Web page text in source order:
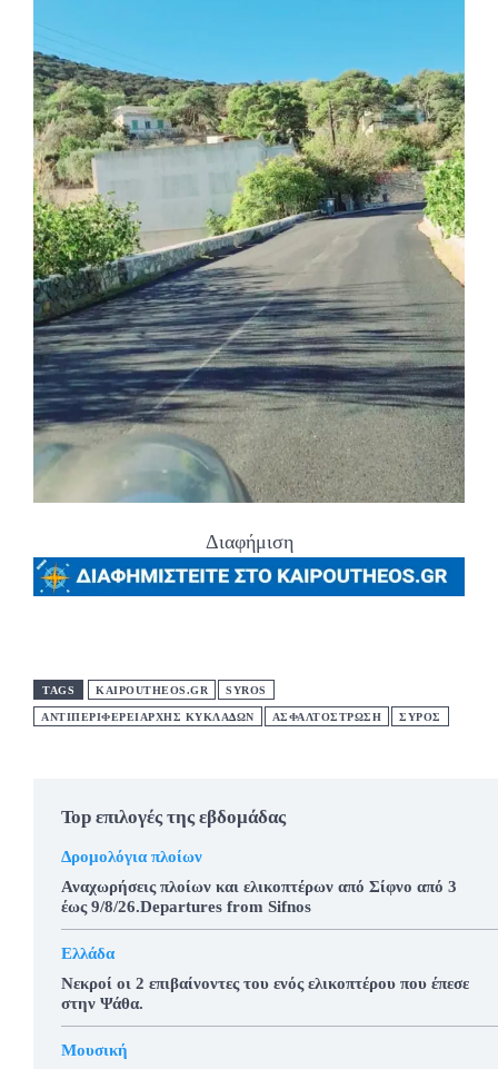
Διαφήμιση
TAGS KAIPOUTHEOS.GR SYROS
ΑΝΤΙΠΕΡΙΦΕΡΕΙΑΡΧΗΣ ΚΥΚΛΑΔΩΝ ΑΣΦΑΛΤΟΣΤΡΩΣΗ ΣΥΡΟΣ
Top επιλογές της εβδομάδας
Δρομολόγια πλοίων
Αναχωρήσεις πλοίων και ελικοπτέρων από Σίφνο από 3
έως 9/8/26.Departures from Sifnos
Ελλάδα
Νεκροί οι 2 επιβαίνοντες του ενός ελικοπτέρου που έπεσε
στην Ψάθα.
Μουσική